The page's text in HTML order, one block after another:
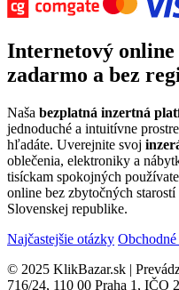
Internetový
zadarmo a bez
Naša bezplatná inzertná
jednoduché a intuitívne
hľadáte. Uverejnite svoj
oblečenia, elektroniky a
tisíckam spokojných
online bez zbytočných
Slovenskej republike.
Najčastejšie otázky
© 2025 KlikBazar.sk |
716/24, 110 00 Praha 1, IČO